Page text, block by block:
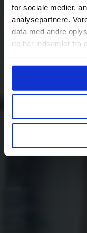
for sociale medier,
analysepartnere.
data med andre
de har indsamlet fra